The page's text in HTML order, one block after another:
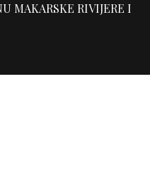
MAKARSKE RIVIJERE I